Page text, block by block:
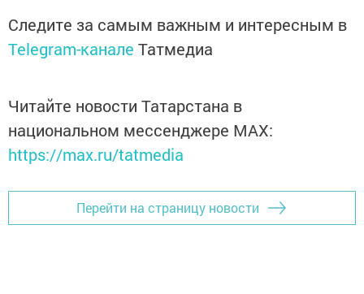
Следите за самым важным и интересным в
Telegram-канале Татмедиа
Читайте новости Татарстана в
национальном мессенджере MАХ:
https://max.ru/tatmedia
Перейти на страницу новости